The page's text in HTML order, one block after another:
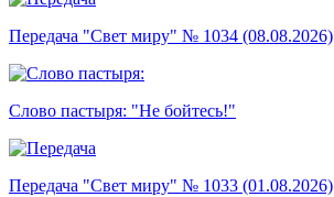
Передача "Свет миру" № 1034 (08.08.2026)
Слово пастыря: "Не бойтесь!"
Передача "Свет миру" № 1033 (01.08.2026)